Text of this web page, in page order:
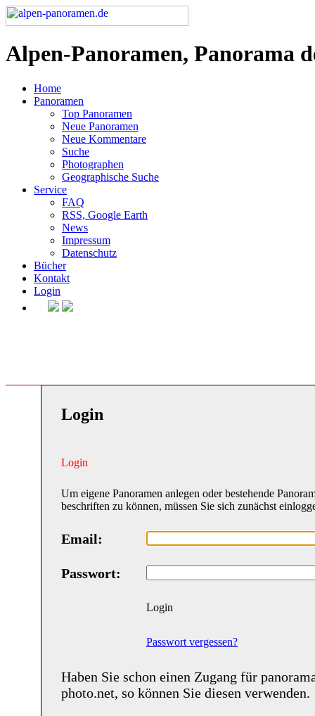
Alpen-Panoramen, Panorama
Home
Panoramen
Top Panoramen
Neue Panoramen
Neue Kommentare
Suche
Photographen
Geographische Suche
Service
FAQ
RSS, Google Earth
News
Impressum
Datenschutz
Bücher
Kontakt
Login
Login
Login
Um eigene Panoramen anlegen oder bestehende
beschriften zu können, müssen Sie sich zunächst
Email:
Passwort:
Login
Passwort vergessen?
Haben Sie schon einen Zugang für
photo.net, so können Sie diesen verwenden.